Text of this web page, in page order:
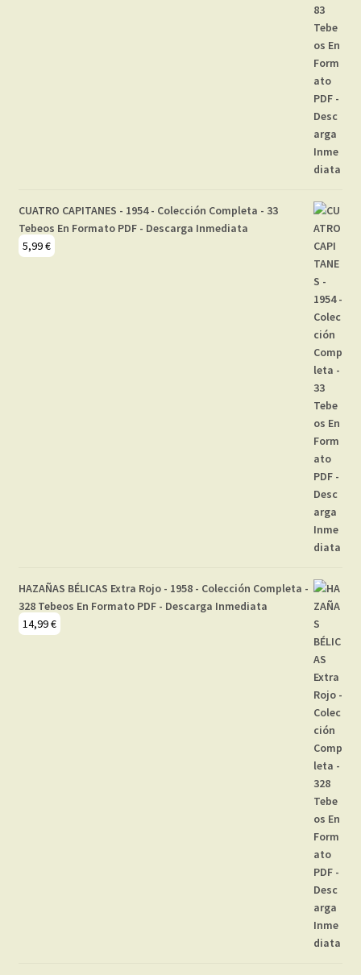
CUATRO CAPITANES - 1954 - Colección Completa - 33
Tebeos En Formato PDF - Descarga Inmediata
5,99€
HAZAÑAS BÉLICAS Extra Rojo - 1958 - Colección Completa -
328 Tebeos En Formato PDF - Descarga Inmediata
14,99€